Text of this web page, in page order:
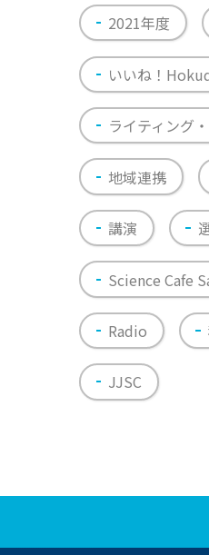
2021年度
いいね！
ライティング
地域連携
講演
Science Cafe
Radio
JJSC